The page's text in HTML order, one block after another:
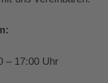
– 17:00 Uhr